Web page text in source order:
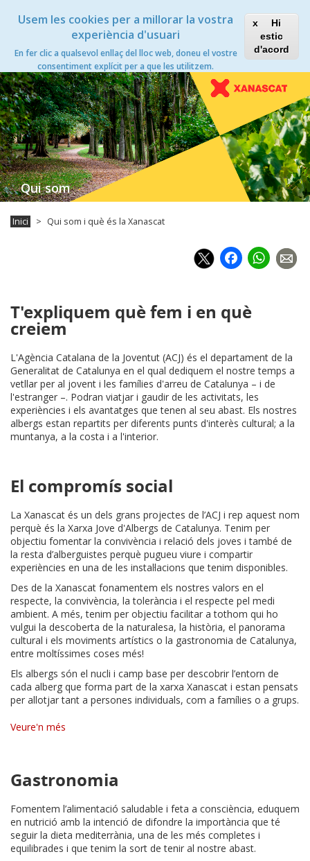
Usem les cookies per a millorar la vostra
experiència d'usuari
En fer clic a qualsevol enllaç del lloc web, doneu el vostre
consentiment explícit per a que les utilitzem.
Hi
estic
d'acord
Toggle
Xanascat
Toggle
navigation
Qui som i què és la Xanascat
Qui som
Inici Qui som i què és la Xanascat
T'expliquem què fem i en què
creiem
L'Agència Catalana de la Joventut (ACJ) és el departament de la
Generalitat de Catalunya en el qual dediquem el nostre temps a
vetllar per al jovent i les famílies d'arreu de Catalunya – i de
l'estranger –. Podran viatjar i gaudir de les activitats, les
experiències i els avantatges que tenen al seu abast. Els nostres
albergs estan repartits per diferents punts d'interès cultural; a la
muntanya, a la costa i a l'interior.
El compromís social
La Xanascat és un dels grans projectes de l’ACJ i rep aquest nom
perquè és la Xarxa Jove d'Albergs de Catalunya. Tenim per
objectiu fomentar la convivència i relació dels joves i també de
la resta d’alberguistes perquè pugueu viure i compartir
experiències en una de les instal·lacions que tenim disponibles.
Des de la Xanascat fonamentem els nostres valors en el
respecte, la convivència, la tolerància i el respecte pel medi
ambient. A més, tenim per objectiu facilitar a tothom qui ho
vulgui la descoberta de la naturalesa, la història, el panorama
cultural i els moviments artístics o la gastronomia de Catalunya,
entre moltíssimes coses més!
Els albergs són el nucli i camp base per descobrir l’entorn de
cada alberg que forma part de la xarxa Xanascat i estan pensats
per allotjar tant a persones individuals, com a famílies o a grups.
Veure'n més
Gastronomia
Fomentem l’alimentació saludable i feta a consciència, eduquem
en nutrició amb la intenció de difondre la importància que té
seguir la dieta mediterrània, una de les més completes i
equilibrades i que tenim la sort de tenir al nostre abast.